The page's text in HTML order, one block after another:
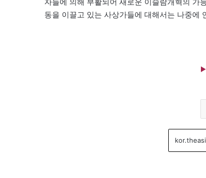
동을 이끌고 있는 사상가들에 대해서는 나중에